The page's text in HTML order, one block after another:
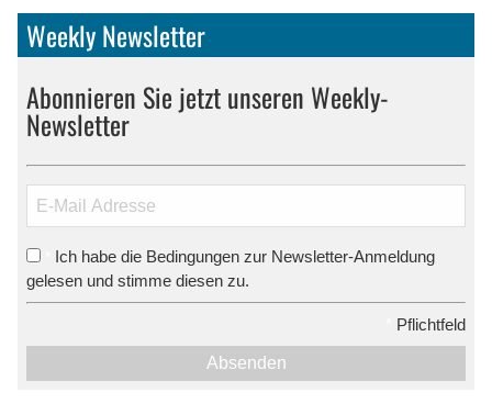
Weekly Newsletter
Abonnieren Sie jetzt unseren Weekly-
Newsletter
Ich habe die Bedingungen zur Newsletter-Anmeldung
gelesen und stimme diesen zu.
Pflichtfeld
Absenden